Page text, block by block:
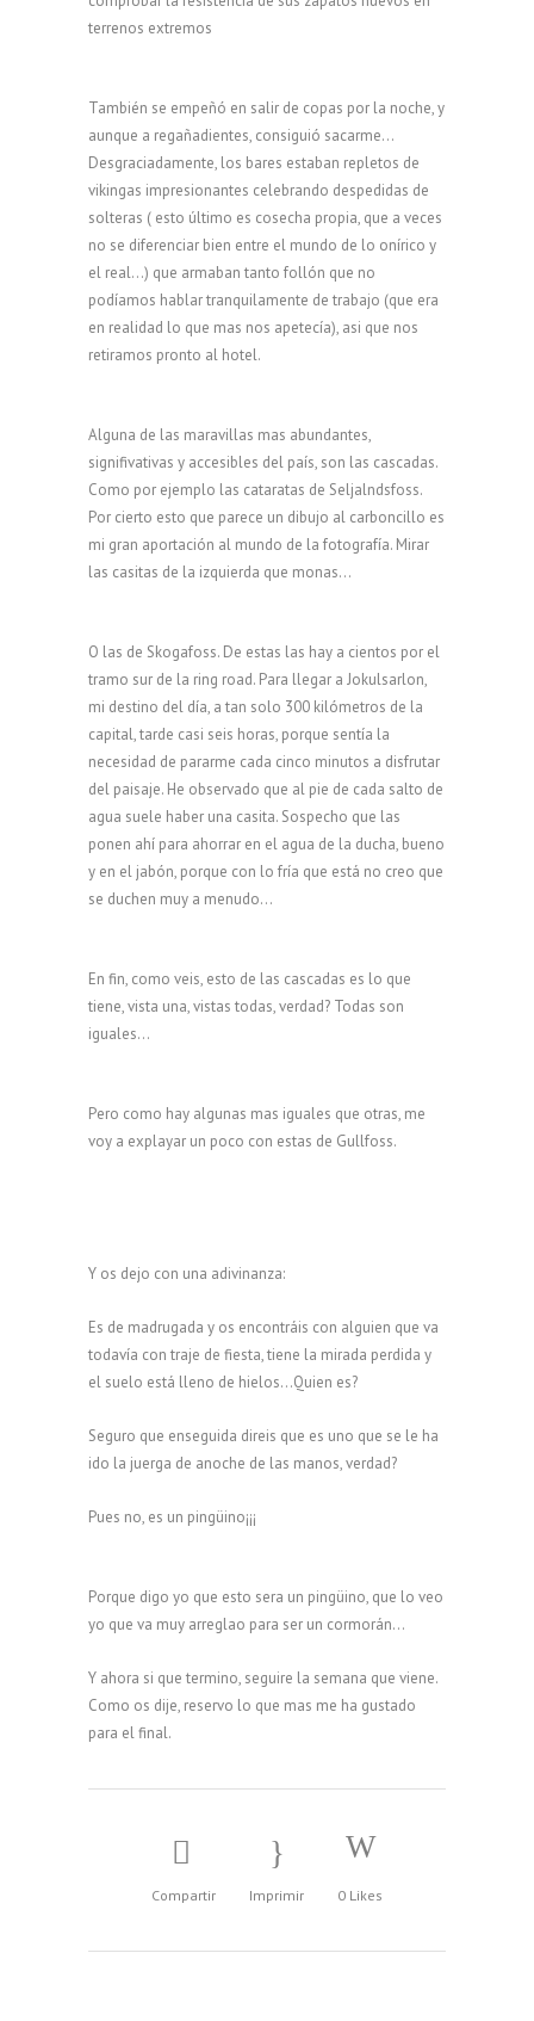
terrenos extremos
También se empeñó en salir de copas por la noche, y
aunque a regañadientes, consiguió sacarme…
Desgraciadamente, los bares estaban repletos de
vikingas impresionantes celebrando despedidas de
solteras ( esto último es cosecha propia, que a veces
no se diferenciar bien entre el mundo de lo onírico y
el real…) que armaban tanto follón que no
podíamos hablar tranquilamente de trabajo (que era
en realidad lo que mas nos apetecía), asi que nos
retiramos pronto al hotel.
Alguna de las maravillas mas abundantes,
signifivativas y accesibles del país, son las cascadas.
Como por ejemplo las cataratas de Seljalndsfoss.
Por cierto esto que parece un dibujo al carboncillo es
mi gran aportación al mundo de la fotografía. Mirar
las casitas de la izquierda que monas…
O las de Skogafoss. De estas las hay a cientos por el
tramo sur de la ring road. Para llegar a Jokulsarlon,
mi destino del día, a tan solo 300 kilómetros de la
capital, tarde casi seis horas, porque sentía la
necesidad de pararme cada cinco minutos a disfrutar
del paisaje. He observado que al pie de cada salto de
agua suele haber una casita. Sospecho que las
ponen ahí para ahorrar en el agua de la ducha, bueno
y en el jabón, porque con lo fría que está no creo que
se duchen muy a menudo…
En fin, como veis, esto de las cascadas es lo que
tiene, vista una, vistas todas, verdad? Todas son
iguales…
Pero como hay algunas mas iguales que otras, me
voy a explayar un poco con estas de Gullfoss.
Y os dejo con una adivinanza:
Es de madrugada y os encontráis con alguien que va
todavía con traje de fiesta, tiene la mirada perdida y
el suelo está lleno de hielos…Quien es?
Seguro que enseguida direis que es uno que se le ha
ido la juerga de anoche de las manos, verdad?
Pues no, es un pingüino¡¡¡
Porque digo yo que esto sera un pingüino, que lo veo
yo que va muy arreglao para ser un cormorán…
Y ahora si que termino, seguire la semana que viene.
Como os dije, reservo lo que mas me ha gustado
para el final.
Compartir Imprimir 0 Likes